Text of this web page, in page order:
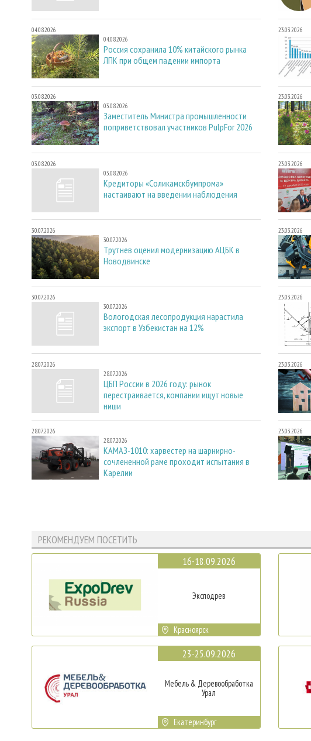
04.08.2026
04.08.2026
Россия сохранила 10% китайского рынка
ЛПК при общем падении импорта
03.08.2026
03.08.2026
Заместитель Министра промышленности
поприветствовал участников PulpFor 2026
03.08.2026
03.08.2026
Кредиторы «Соликамскбумпрома»
настаивают на введении наблюдения
30.07.2026
30.07.2026
Трутнев оценил модернизацию АЦБК в
Новодвинске
30.07.2026
30.07.2026
Вологодская лесопродукция нарастила
экспорт в Узбекистан на 12%
28.07.2026
28.07.2026
ЦБП России в 2026 году: рынок
перестраивается, компании ищут новые
ниши
28.07.2026
28.07.2026
КАМАЗ-1010: харвестер на шарнирно-
сочлененной раме проходит испытания в
Карелии
23.03.2026
23.03.2026
23.03.2026
23.03.2026
23.03.2026
23.03.2026
23.03.2026
РЕКОМЕНДУЕМ ПОСЕТИТЬ
16-18.09.2026
Эксподрев
Красноярск
23-25.09.2026
Мебель & Деревообработка
Урал
Екатеринбург